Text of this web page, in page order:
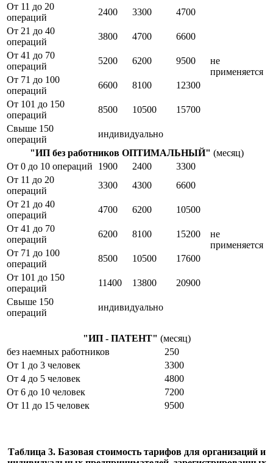
не
применяется
От 11 до 20
операций
2400 3300
4700
От 21 до 40
операций
3800 4700
6600
От 41 до 70
операций
5200 6200
9500
От 71 до 100
операций
6600 8100
12300
От 101 до 150
операций
8500 10500
15700
Свыше 150
операций
индивидуально
"ИП без работников ОПТИМАЛЬНЫЙ" (месяц)
От 0 до 10 операций
1900 2400 3300
не
применяется
От 11 до 20
операций
3300 4300
6600
От 21 до 40
операций
4700 6200
10500
От 41 до 70
операций
6200 8100
15200
От 71 до 100
операций
8500 10500
17600
От 101 до 150
операций
11400 13800
20900
Свыше 150
операций
индивидуально
"ИП - ПАТЕНТ" (месяц)
без наемных работников
250
От 1 до 3 человек
3300
От 4 до 5 человек
4800
От 6 до 10 человек
7200
От 11 до 15 человек
9500
Таблица 3. Базовая стоимость тарифов для организаций и